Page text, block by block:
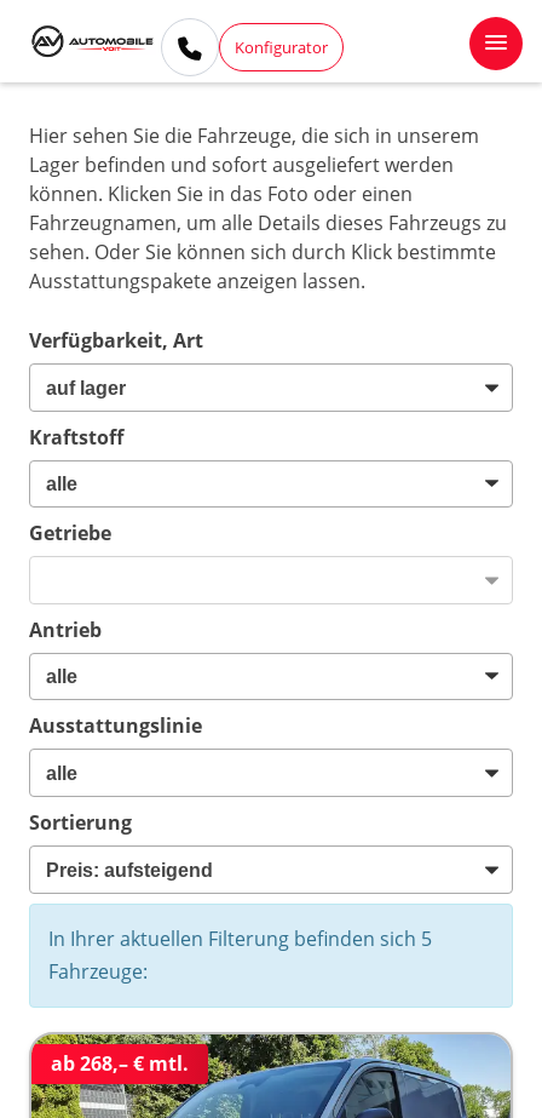
Konfigurator
Hier sehen Sie die Fahrzeuge, die sich in unserem
Lager befinden und sofort ausgeliefert werden
können. Klicken Sie in das Foto oder einen
Fahrzeugnamen, um alle Details dieses Fahrzeugs zu
sehen. Oder Sie können sich durch Klick bestimmte
Ausstattungspakete anzeigen lassen.
Verfügbarkeit, Art
Kraftstoff
Getriebe
Antrieb
Ausstattungslinie
Sortierung
In Ihrer aktuellen Filterung befinden sich 5
Fahrzeuge:
ab 268,– € mtl.